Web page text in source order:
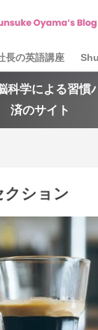
長の英語講座
科学による習慣
済のサイト
クション